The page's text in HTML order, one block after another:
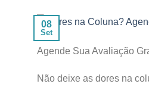
08
Set
Agende Sua Avaliação
Não deixe as dores na